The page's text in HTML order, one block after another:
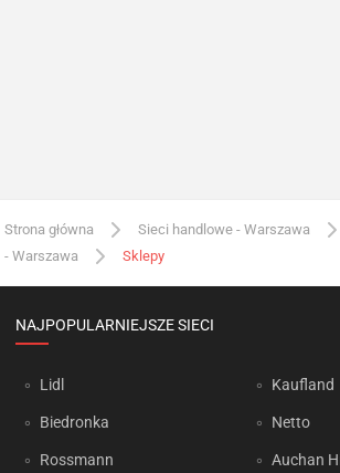
Strona główna Sieci handlowe - Warszawa
- Warszawa
Sklepy
NAJPOPULARNIEJSZE SIECI
Lidl
Biedronka
Rossmann
Kaufland
Netto
Auchan